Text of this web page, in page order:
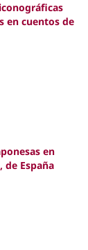
en cuentos de
en
España